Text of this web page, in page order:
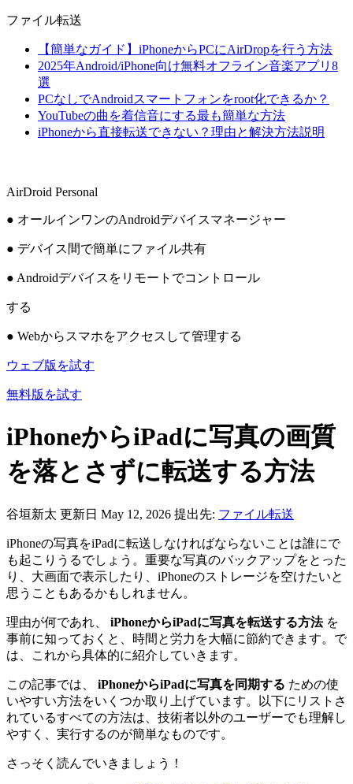
ファイル転送
【簡単なガイド】iPhoneからPCにAirDropを行う方法
2025年Android/iPhone向け無料オフライン音楽アプリ8
選
PCなしでAndroidスマートフォンをroot化できるか？
YouTubeの曲を着信音にする最も簡単な方法
iPhoneから直接転送できない？理由と解決方法説明
AirDroid Personal
● オールインワンのAndroidデバイスマネージャー
● デバイス間で簡単にファイル共有
● Androidデバイスをリモートでコントロール
する
● Webからスマホをアクセスして管理する
ウェブ版を試す
無料版を試す
iPhoneからiPadに写真の画質
を落とさずに転送する方法
谷垣新太 更新日 May 12, 2026 提出先: ファイル転送
iPhoneの写真をiPadに転送しなければならないことは誰にで
も起こりうるでしょう。重要な写真のバックアップをとった
り、大画面で表示したり、iPhoneのストレージを空けたいと
思うこともあるかもしれません。
理由が何であれ、 iPhoneからiPadに写真を転送する方法 を
事前に知っておくと、時間と労力を大幅に節約できます。で
は、これから具体的に紹介していきます。
この記事では、 iPhoneからiPadに写真を同期する ための使
いやすい方法をいくつか取り上げています。以下にリストさ
れているすべての方法は、技術者以外のユーザーでも理解し
やすく、実行するのが簡単なものです。
さっそく読んでいきましょう！